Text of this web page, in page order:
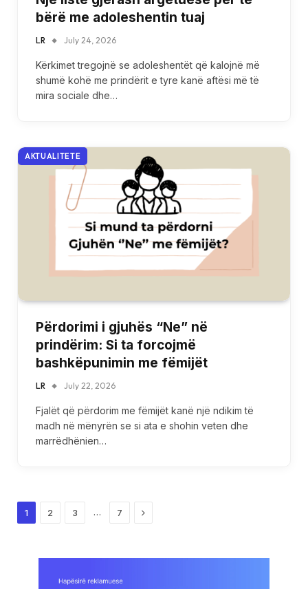
bërë me adoleshentin tuaj
LR July 24, 2026
Kërkimet tregojnë se adoleshentët që kalojnë më
shumë kohë me prindërit e tyre kanë aftësi më të
mira sociale dhe…
AKTUALITETE
Përdorimi i gjuhës “Ne” në
prindërim: Si ta forcojmë
bashkëpunimin me fëmijët
LR July 22, 2026
Fjalët që përdorim me fëmijët kanë një ndikim të
madh në mënyrën se si ata e shohin veten dhe
marrëdhënien…
1 2 3 … 7 Next